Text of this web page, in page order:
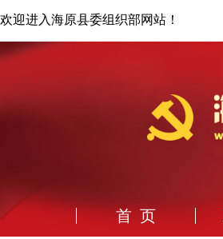
欢迎进入海原县委组织部网站！
首 页